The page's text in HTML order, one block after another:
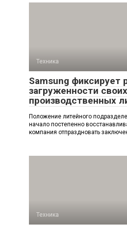
Техника
Samsung фиксирует
загруженности своих
производственных
Положение литейного
начало постепенно
компания отпраздновать
Техника